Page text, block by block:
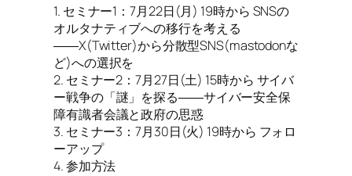
1. セミナー1：7月22日(月) 19時から SNSの
オルタナティブへの移行を考える
――X(Twitter)から分散型SNS(mastodonな
ど)への選択を
2. セミナー2：7月27日(土) 15時から サイバ
ー戦争の「謎」を探る――サイバー安全保
障有識者会議と政府の思惑
3. セミナー3：7月30日(火) 19時から フォロ
ーアップ
4. 参加方法